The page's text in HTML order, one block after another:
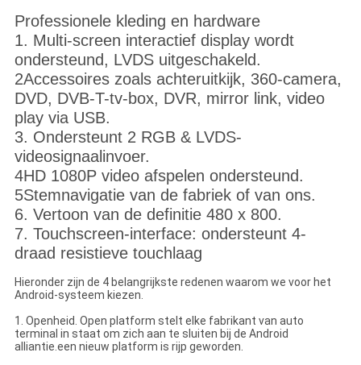
Professionele kleding en hardware
1. Multi-screen interactief display wordt
ondersteund, LVDS uitgeschakeld.
2Accessoires zoals achteruitkijk, 360-camera,
DVD, DVB-T-tv-box, DVR, mirror link, video
play via USB.
3. Ondersteunt 2 RGB & LVDS-
videosignaalinvoer.
4HD 1080P video afspelen ondersteund.
5Stemnavigatie van de fabriek of van ons.
6. Vertoon van de definitie 480 x 800.
7. Touchscreen-interface: ondersteunt 4-
draad resistieve touchlaag
Hieronder zijn de 4 belangrijkste redenen waarom we voor het
Android-systeem kiezen.
1. Openheid. Open platform stelt elke fabrikant van auto
terminal in staat om zich aan te sluiten bij de Android
alliantie.een nieuw platform is rijp geworden.